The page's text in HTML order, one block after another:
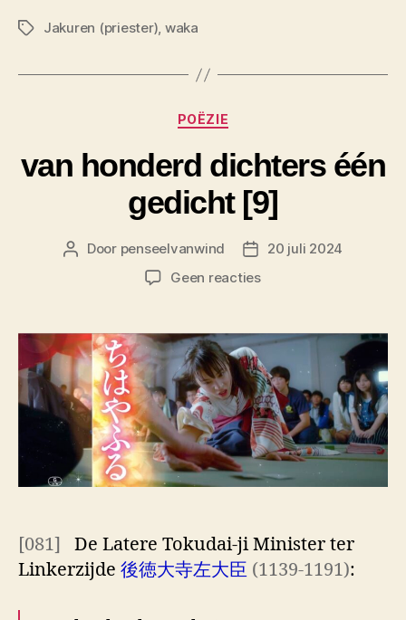
TagsJakuren (priester), waka
Categorieën
POËZIE
van honderd dichters één
gedicht [9]
Berichtauteur
Door penseelvanwind Berichtdatum
20 juli 2024
Geen reactiesop
dichters
gedicht [9]
[081] De Latere Tokudai-ji Minister ter
Linkerzijde 後徳大寺左大臣 (1139-1191):